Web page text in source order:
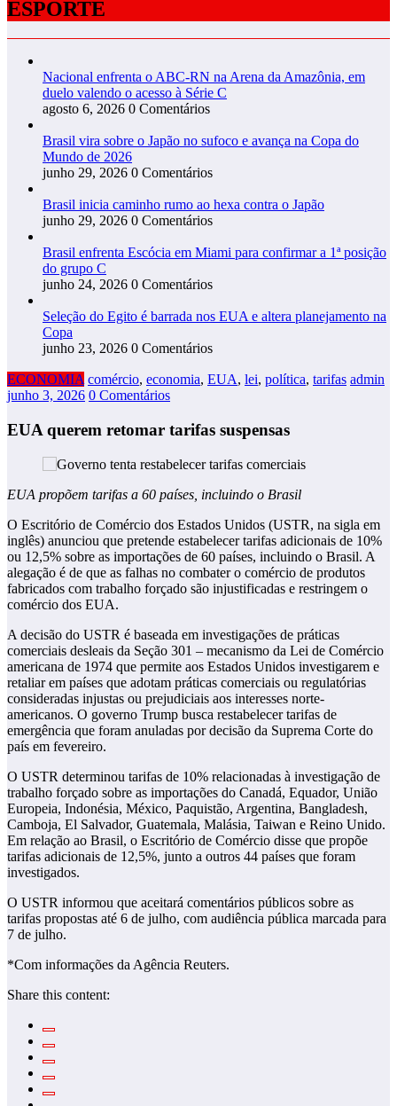
ESPORTE
Nacional enfrenta o ABC-RN na Arena da Amazônia, em
duelo valendo o acesso à Série C
agosto 6, 2026 0 Comentários
Brasil vira sobre o Japão no sufoco e avança na Copa do
Mundo de 2026
junho 29, 2026 0 Comentários
Brasil inicia caminho rumo ao hexa contra o Japão
junho 29, 2026 0 Comentários
Brasil enfrenta Escócia em Miami para confirmar a 1ª posição
do grupo C
junho 24, 2026 0 Comentários
Seleção do Egito é barrada nos EUA e altera planejamento na
Copa
junho 23, 2026 0 Comentários
ECONOMIA comércio, economia, EUA, lei, política, tarifas admin
junho 3, 2026 0 Comentários
EUA querem retomar tarifas suspensas
EUA propõem tarifas a 60 países, incluindo o Brasil
O Escritório de Comércio dos Estados Unidos (USTR, na sigla em
inglês) anunciou que pretende estabelecer tarifas adicionais de 10%
ou 12,5% sobre as importações de 60 países, incluindo o Brasil. A
alegação é de que as falhas no combater o comércio de produtos
fabricados com trabalho forçado são injustificadas e restringem o
comércio dos EUA.
A decisão do USTR é baseada em investigações de práticas
comerciais desleais da Seção 301 – mecanismo da Lei de Comércio
americana de 1974 que permite aos Estados Unidos investigarem e
retaliar em países que adotam práticas comerciais ou regulatórias
consideradas injustas ou prejudiciais aos interesses norte-
americanos. O governo Trump busca restabelecer tarifas de
emergência que foram anuladas por decisão da Suprema Corte do
país em fevereiro.
O USTR determinou tarifas de 10% relacionadas à investigação de
trabalho forçado sobre as importações do Canadá, Equador, União
Europeia, Indonésia, México, Paquistão, Argentina, Bangladesh,
Camboja, El Salvador, Guatemala, Malásia, Taiwan e Reino Unido.
Em relação ao Brasil, o Escritório de Comércio disse que propõe
tarifas adicionais de 12,5%, junto a outros 44 países que foram
investigados.
O USTR informou que aceitará comentários públicos sobre as
tarifas propostas até 6 de julho, com audiência pública marcada para
7 de julho.
*Com informações da Agência Reuters.
Share this content: